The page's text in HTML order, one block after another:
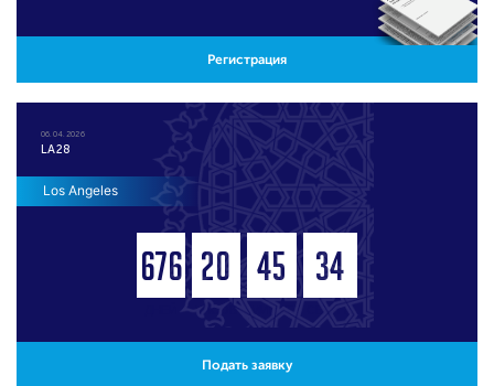
Регистрация
06.04.2026
LA28
Los Angeles
676 20
ЧАСОВ
45
МИНУТ
33
СЕКУНД
Подать заявку